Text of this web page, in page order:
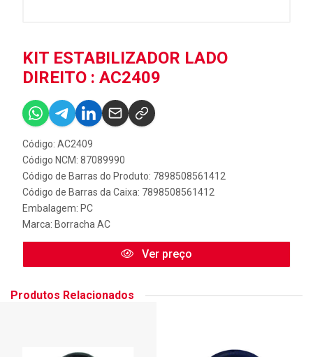
KIT ESTABILIZADOR LADO
DIREITO : AC2409
Código: AC2409
Código NCM: 87089990
Código de Barras do Produto: 7898508561412
Código de Barras da Caixa: 7898508561412
Embalagem: PC
Marca: Borracha AC
Ver preço
Produtos Relacionados